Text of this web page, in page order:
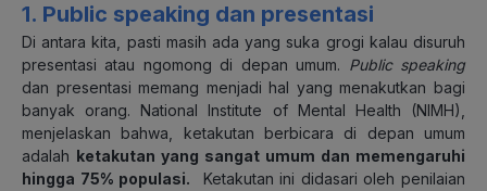
1. Public speaking dan presentasi
Di antara kita, pasti masih ada yang suka grogi kalau disuruh
presentasi atau ngomong di depan umum. Public speaking
dan presentasi memang menjadi hal yang menakutkan bagi
banyak orang. National Institute of Mental Health (NIMH),
menjelaskan bahwa, ketakutan berbicara di depan umum
adalah ketakutan yang sangat umum dan memengaruhi
hingga 75% populasi. Ketakutan ini didasari oleh penilaian